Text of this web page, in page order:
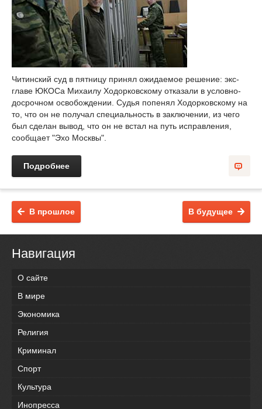
Читинский суд в пятницу принял ожидаемое решение: экс-
главе ЮКОСа Михаилу Ходорковскому отказали в условно-
досрочном освобождении. Судья попенял Ходорковскому на
то, что он не получал специальность в заключении, из чего
был сделан вывод, что он не встал на путь исправления,
сообщает "Эхо Москвы".
Подробнее
В будущее
В прошлое
Навигация
О сайте
В мире
Экономика
Религия
Криминал
Спорт
Культура
Инопресса